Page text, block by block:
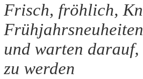
Frisch, fröhlich,
und warten darauf,
zu werden